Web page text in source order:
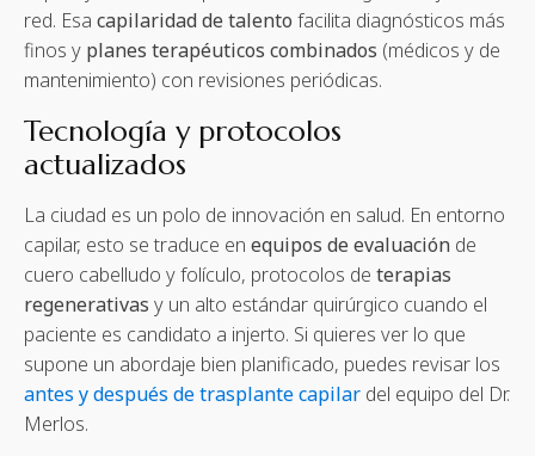
red. Esa capilaridad de talento facilita diagnósticos más
finos y planes terapéuticos combinados (médicos y de
mantenimiento) con revisiones periódicas.
Tecnología y protocolos
actualizados
La ciudad es un polo de innovación en salud. En entorno
capilar, esto se traduce en equipos de evaluación de
cuero cabelludo y folículo, protocolos de terapias
regenerativas y un alto estándar quirúrgico cuando el
paciente es candidato a injerto. Si quieres ver lo que
supone un abordaje bien planificado, puedes revisar los
antes y después de trasplante capilar del equipo del Dr.
Merlos.